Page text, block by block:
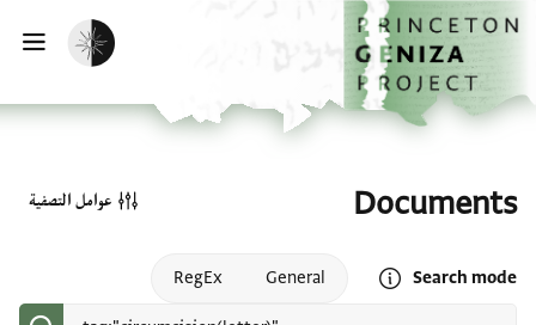
تخطي إلى المحتوى الرئيسي
الصفحة الرئيسية
تفعيل الوضع المظلم
Documents
Search mode
Open search mode help
General
RegEx
عوامل التصفية